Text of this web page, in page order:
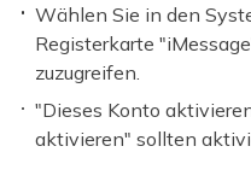
Wählen Sie in den
Registerkarte
zuzugreifen.
"Dieses Konto
aktivieren" sollten